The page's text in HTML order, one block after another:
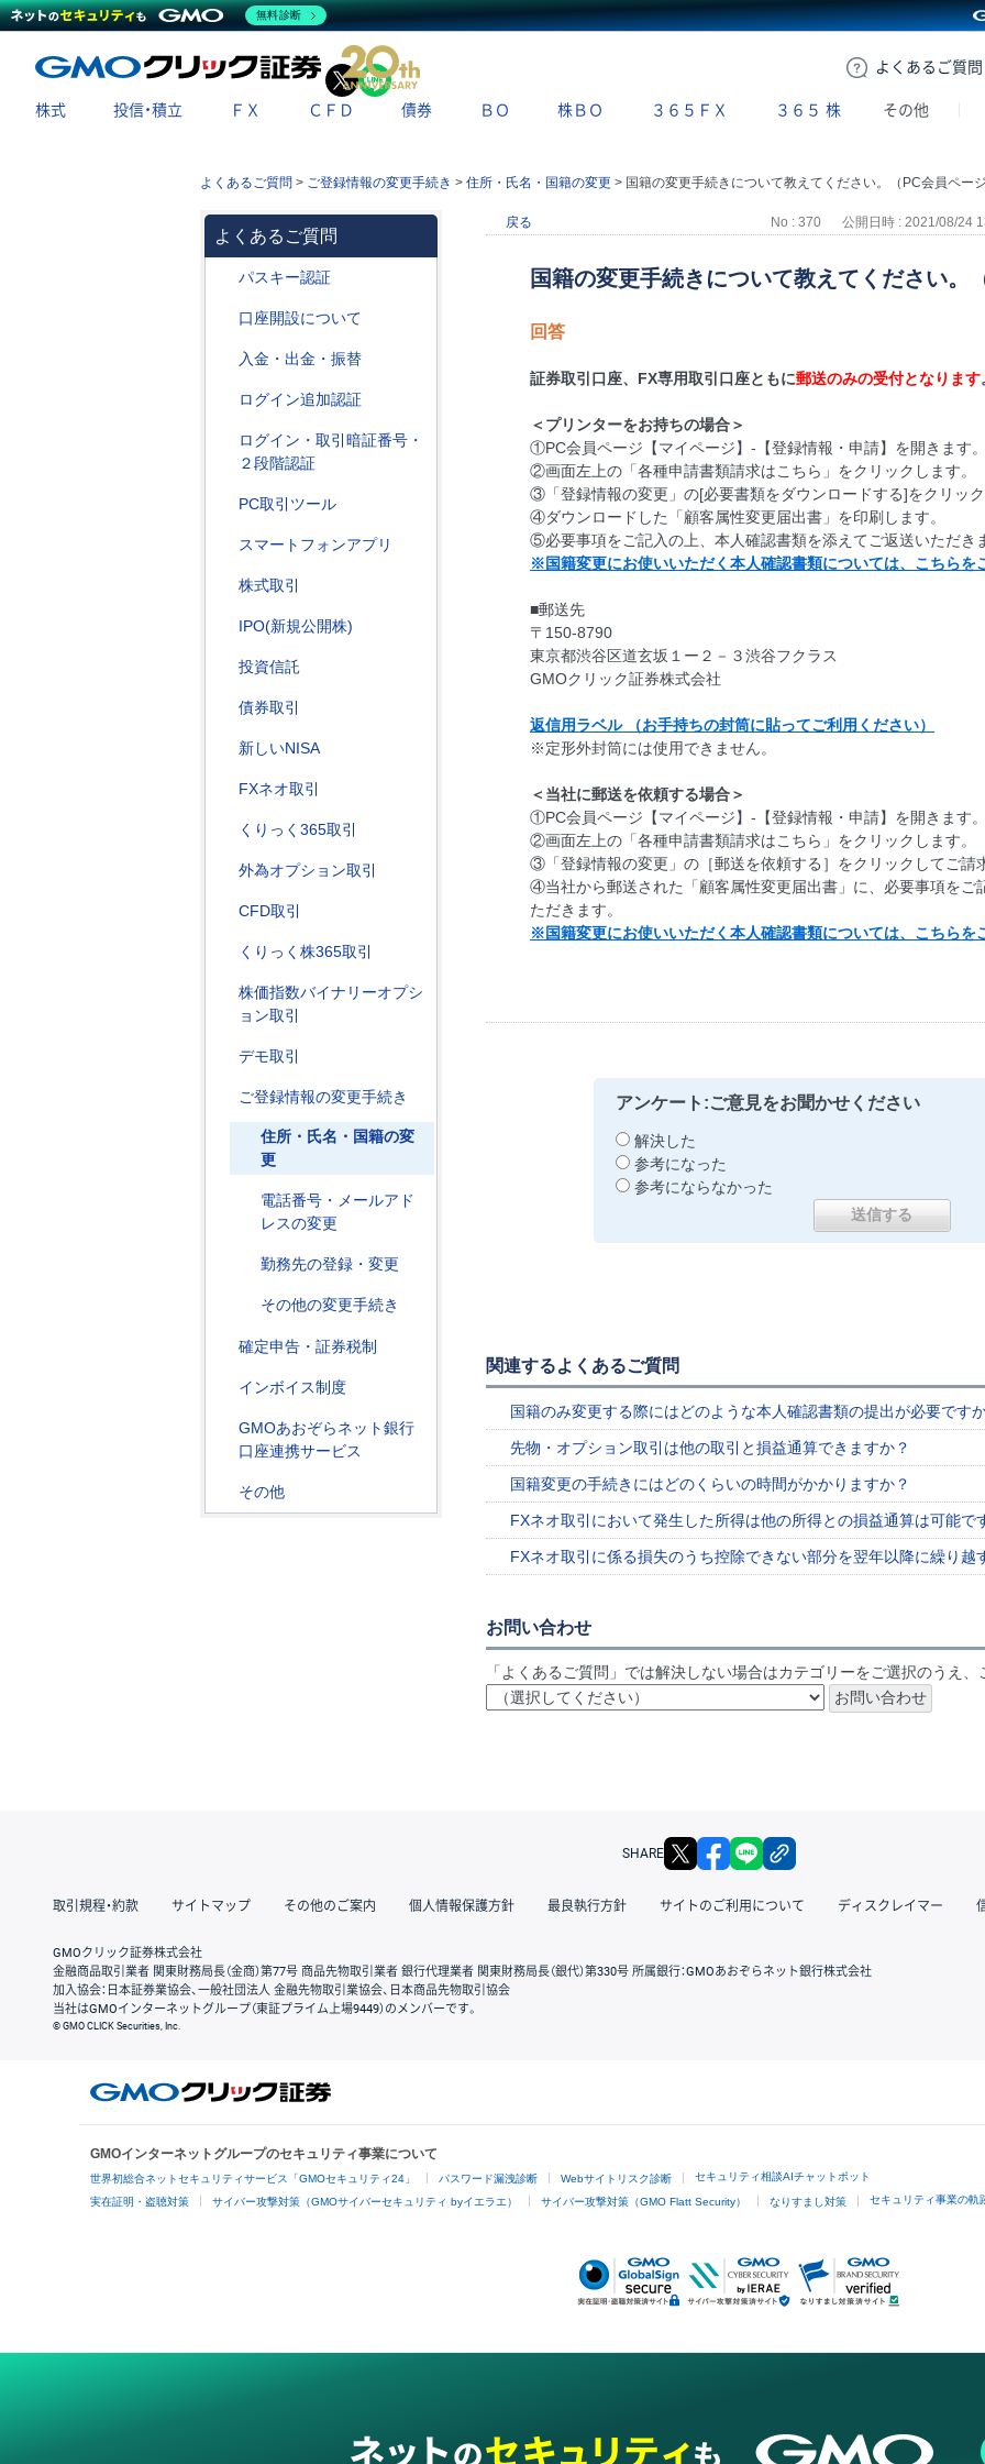
よくある ご質問
X
株式 投信・積立 ＦＸ ＣＦＤ 債券 ＢＯ 株ＢＯ ３６５ＦＸ ３６５ 株 その他
よくあるご質問 > ご登録情報の変更手続き > 住所・氏名・国籍の変更 > 国籍の変更手続きについて教えてください。（PC会員ペー
よくあるご質問
パスキー認証
口座開設について
入金・出金・振替
ログイン追加認証
ログイン・取引暗証番号・
２段階認証
PC取引ツール
スマートフォンアプリ
株式取引
IPO(新規公開株)
投資信託
債券取引
新しいNISA
FXネオ取引
くりっく365取引
外為オプション取引
CFD取引
くりっく株365取引
株価指数バイナリーオプシ
ョン取引
デモ取引
ご登録情報の変更手続き
住所・氏名・国籍の変
更
電話番号・メールアド
レスの変更
勤務先の登録・変更
その他の変更手続き
確定申告・証券税制
インボイス制度
GMOあおぞらネット銀行
口座連携サービス
その他
戻る No : 370 公開日時 : 2021/08/24
国籍の変更手続きについて教えてください。
回答
証券取引口座、FX専用取引口座ともに郵送のみの受付となります
＜プリンターをお持ちの場合＞
①PC会員ページ【マイページ】-【登録情報・申請】を開きます
②画面左上の「各種申請書類請求はこちら」をクリックします。
③「登録情報の変更」の[必要書類をダウンロードする]をクリッ
④ダウンロードした「顧客属性変更届出書」を印刷します。
⑤必要事項をご記入の上、本人確認書類を添えてご返送いただき
※国籍変更にお使いいただく本人確認書類については、こちらを
■郵送先
〒150-8790
東京都渋谷区道玄坂１ー２－３渋谷フクラス
GMOクリック証券株式会社
返信用ラベル （お手持ちの封筒に貼ってご利用ください）
※定形外封筒には使用できません。
＜当社に郵送を依頼する場合＞
①PC会員ページ【マイページ】-【登録情報・申請】を開きます
②画面左上の「各種申請書類請求はこちら」をクリックします。
③「登録情報の変更」の［郵送を依頼する］をクリックしてご請
④当社から郵送された「顧客属性変更届出書」に、必要事項をご
ただきます。
※国籍変更にお使いいただく本人確認書類については、こちらを
アンケート:ご意見をお聞かせください
解決した
参考になった
参考にならなかった
関連するよくあるご質問
国籍のみ変更する際にはどのような本人確認書類の提出が必要です
先物・オプション取引は他の取引と損益通算できますか？
国籍変更の手続きにはどのくらいの時間がかかりますか？
FXネオ取引において発生した所得は他の所得との損益通算は可能で
FXネオ取引に係る損失のうち控除できない部分を翌年以降に繰り越
お問い合わせ
「よくあるご質問」では解決しない場合はカテゴリーをご選択のうえ
SHARE X facebook
取引規程・約款 サイトマップ その他のご案内 個人情報保護方針 最良執行方針 サイトのご利用について ディスクレイマー
GMOクリック証券株式会社
金融商品取引業者 関東財務局長（金商）第77号 商品先物取引業者 銀行代理業者 関東財務局長（銀代）第330号 所属銀行：GMOあおぞらネット銀行株式会社
加入協会：日本証券業協会、一般社団法人 金融先物取引業協会、日本商品先物取引協会
当社はGMOインターネットグループ（東証プライム上場9449）のメンバーです。
© GMO CLICK Securities, Inc.
GMOインターネットグループのセキュリティ事業について
世界初総合ネットセキュリティサービス「GMOセキュリティ24」 パスワード漏洩診断 Webサイトリスク診断 セキュリティ相談AIチャットボット
実在証明・盗聴対策 サイバー攻撃対策（GMOサイバーセキュリティ byイエラエ） サイバー攻撃対策（GMO Flatt Security） なりすまし対策 セキュリティ事業の軌
無料診断